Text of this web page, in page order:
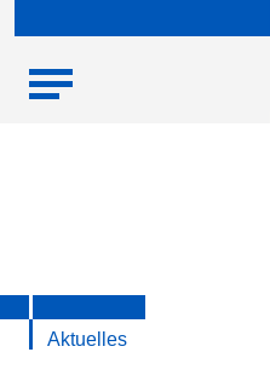
Skip
content
Aktuelles